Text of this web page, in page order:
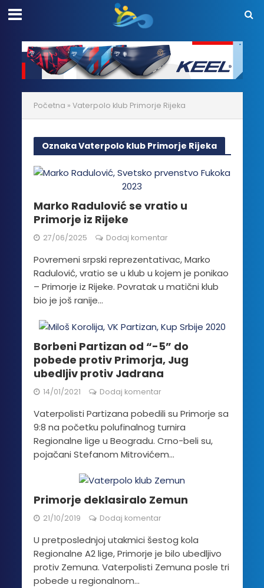
Početna » Vaterpolo klub Primorje Rijeka
Oznaka Vaterpolo klub Primorje Rijeka
Marko Radulović se vratio u
Primorje iz Rijeke
27/06/2025 Dodaj komentar
Povremeni srpski reprezentativac, Marko
Radulović, vratio se u klub u kojem je ponikao
– Primorje iz Rijeke. Povratak u matični klub
bio je još ranije...
Borbeni Partizan od “-5” do
pobede protiv Primorja, Jug
ubedljiv protiv Jadrana
14/01/2021 Dodaj komentar
Vaterpolisti Partizana pobedili su Primorje sa
9:8 na početku polufinalnog turnira
Regionalne lige u Beogradu. Crno-beli su,
pojačani Stefanom Mitrovićem...
Primorje deklasiralo Zemun
21/10/2019 Dodaj komentar
U pretposlednjoj utakmici šestog kola
Regionalne A2 lige, Primorje je bilo ubedljivo
protiv Zemuna. Vaterpolisti Zemuna posle tri
pobede u regionalnom...